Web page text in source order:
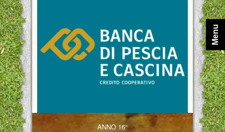
ANNO 16°
Menu